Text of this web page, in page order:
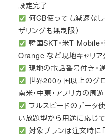
設定完了
何GB使っても減速なし
ザリングも無制限）
韓国SKT・米T-Mobile
Orange など現地キャリア
現地の電話番号付き・
世界200ヶ国以上のグロ
南米・中東・アフリカの周
フルスピードのデータ
い放題型から用途に応じ
対象プランは注文時に